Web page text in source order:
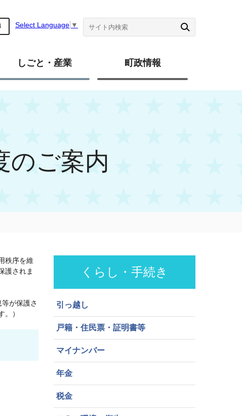
Select Language ▼
しごと・産業 町政情報
のご案内
秩序を維
護されま
が保護さ
）
くらし・手続き
引っ越し
戸籍・住民票・証明書等
マイナンバー
年金
税金